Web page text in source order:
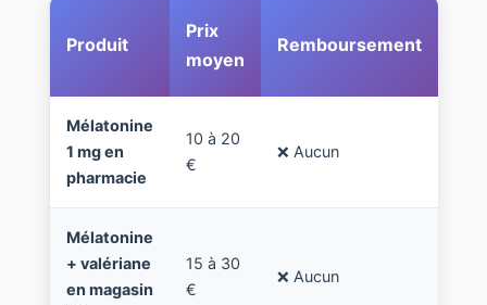
Produit
Prix
moyen
Remboursement
Mélatonine
1 mg en
pharmacie
10 à 20
€
❌ Aucun
Mélatonine
+ valériane
en magasin
15 à 30
€
❌ Aucun